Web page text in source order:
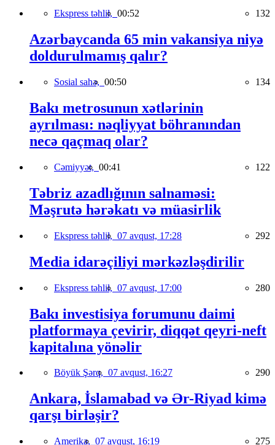
Ekspress təhlil, 00:52 132
Azərbaycanda 65 min vakansiya niyə
doldurulmamış qalır?
Sosial sahə, 00:50 134
Bakı metrosunun xətlərinin
ayrılması: nəqliyyat böhranından
necə qaçmaq olar?
Cəmiyyət, 00:41 122
Təbriz azadlığının salnaməsi:
Məşrutə hərəkatı və müasirlik
Ekspress təhlil, 07 avqust, 17:28 292
Media idarəçiliyi mərkəzləşdirilir
Ekspress təhlil, 07 avqust, 17:00 280
Bakı investisiya forumunu daimi
platformaya çevirir, diqqət qeyri-neft
kapitalına yönəlir
Böyük Şərq, 07 avqust, 16:27 290
Ankara, İslamabad və Ər-Riyad kimə
qarşı birləşir?
Amerika, 07 avqust, 16:19 275